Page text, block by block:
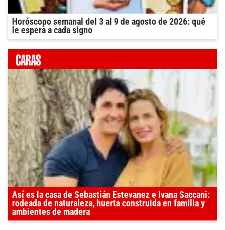
Horóscopo semanal del 3 al 9 de agosto de 2026: qué
le espera a cada signo
Así es la casa de Sebastián Estevanez e Ivana Saccani:
rodeada de naturaleza, huerta construida en familia y
ambientes de madera